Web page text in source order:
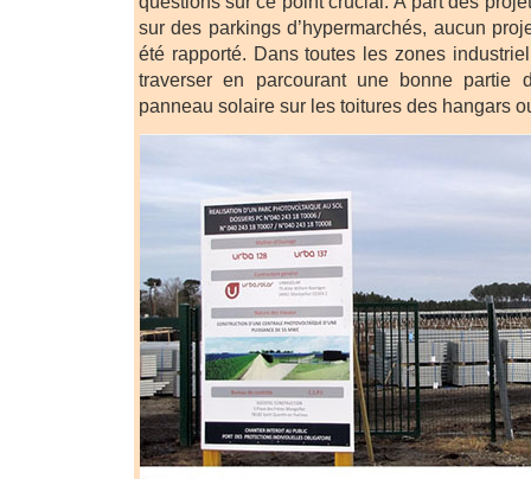
sur des parkings d’hypermarchés, aucun
été rapporté. Dans toutes les zones
traverser en parcourant une bonne partie
panneau solaire sur les toitures des hangars